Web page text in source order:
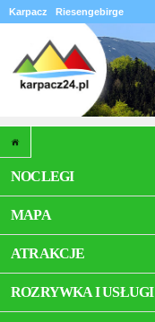
Karpacz Riesengebirge
NOCLEGI
MAPA
ATRAKCJE
ROZRYWKA I USŁUGI